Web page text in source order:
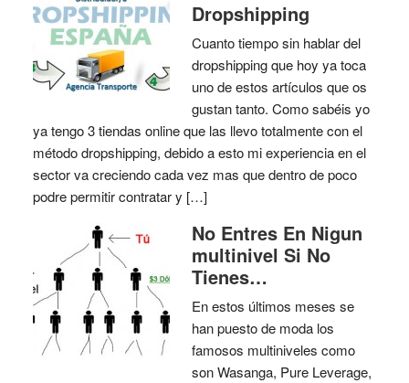
Dropshipping
Cuanto tiempo sin hablar del
dropshipping que hoy ya toca
uno de estos artículos que os
gustan tanto. Como sabéis yo
ya tengo 3 tiendas online que las llevo totalmente con el
método dropshipping, debido a esto mi experiencia en el
sector va creciendo cada vez mas que dentro de poco
podre permitir contratar y […]
No Entres En Nigun
multinivel Si No
Tienes…
En estos últimos meses se
han puesto de moda los
famosos multiniveles como
son Wasanga, Pure Leverage,